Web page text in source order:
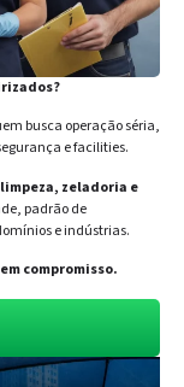
busca operação séria,
e facilities.
zeladoria e
padrão de
e indústrias.
compromisso.